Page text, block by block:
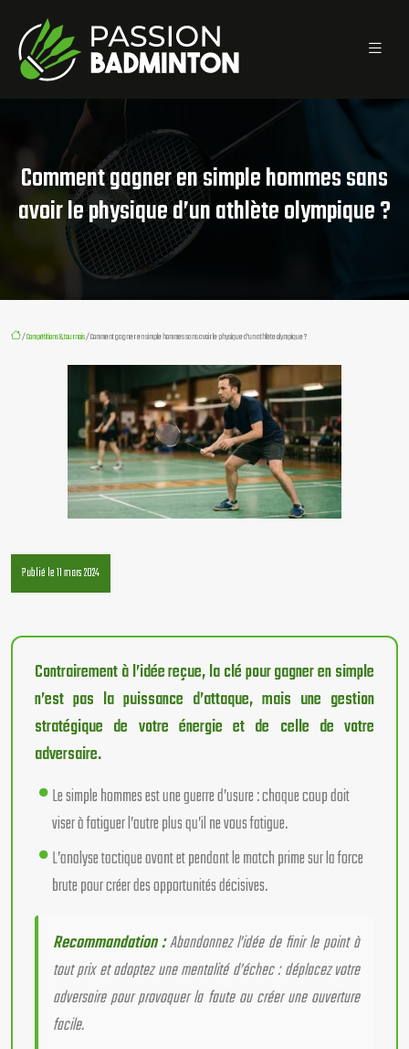
Comment gagner en simple hommes sans
avoir le physique d’un athlète olympique ?
/Compétitions & tournois/ Comment gagner en simple hommes sans avoir le physique d’un athlète olympique ?
Publié le 11 mars 2024
Contrairement à l’idée reçue, la clé pour gagner en simple
n’est pas la puissance d’attaque, mais une gestion
stratégique de votre énergie et de celle de votre
adversaire.
Le simple hommes est une guerre d’usure : chaque coup doit
viser à fatiguer l’autre plus qu’il ne vous fatigue.
L’analyse tactique avant et pendant le match prime sur la force
brute pour créer des opportunités décisives.
Recommandation :Abandonnez l’idée de finir le point à
tout prix et adoptez une mentalité d’échec : déplacez votre
adversaire pour provoquer la faute ou créer une ouverture
facile.